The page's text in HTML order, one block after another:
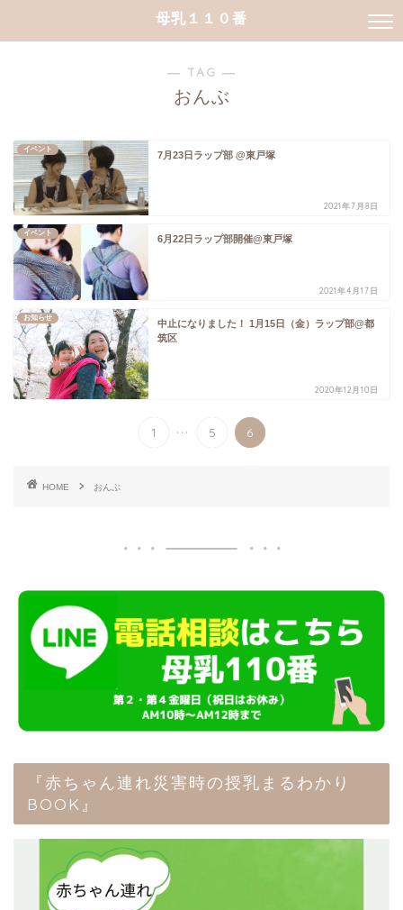
母乳１１０番
― TAG ―
おんぶ
イベント
7月23日ラップ部 @東戸塚
2021年7月8日
イベント
6月22日ラップ部開催@東戸塚
2021年4月17日
お知らせ
中止になりました！ 1月15日（金）ラップ部@都
筑区
2020年12月10日
1 ... 5 6
HOME おんぶ
『赤ちゃん連れ災害時の授乳まるわかり
BOOK』